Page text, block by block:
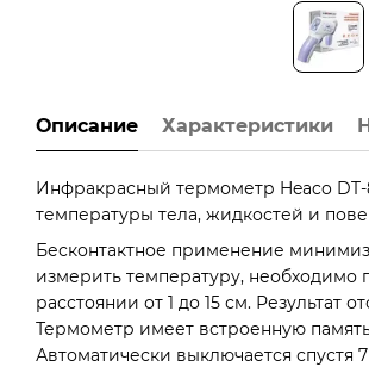
Описание Характеристики
Инфракрасный термометр Heaco
температуры тела, жидкостей и
Бесконтактное применение
измерить температуру,
расстоянии от 1 до 15 см. Результат
Термометр имеет встроенную
Автоматически выключается спустя